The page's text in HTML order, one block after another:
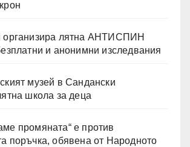
организира лятна АНТИСПИН
и анонимни изследвания
музей в Сандански
школа за деца
промяната“ е против
поръчка, обявена от Народното